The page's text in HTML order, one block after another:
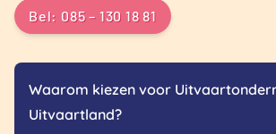
Bel: 085 – 130 18 81
Waarom kiezen voor
Uitvaartland?